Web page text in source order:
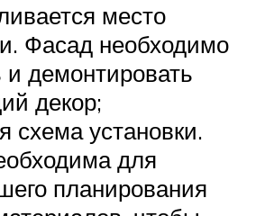
место
Фасад необходимо
и демонтировать
декор;
схема установки.
для
планирования